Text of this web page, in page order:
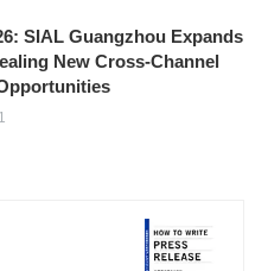
SIAL Guangzhou Expands
New Cross-Channel